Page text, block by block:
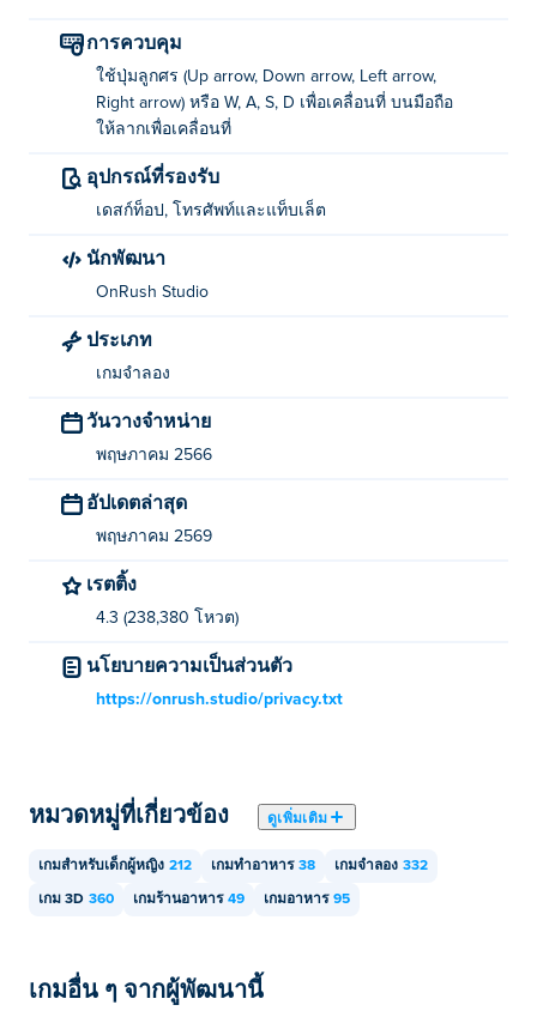
เพื่อให้รู้สึกเหมือนอยู่บ้าน
ปลดล็อกและอัปเกรดสถานี จ้างบริกร และขยายร้านอาหาร
ของคุณ! คุณสามารถปรับแต่งร้านเบอร์เกอร์ของคุณได้
เมื่อชำระค่าธรรมเนียมแล้ว สถานีนั้นจะได้รับการปลดล็อก
หรืออัปเกรด!
Burger Bounty เสนอคุณสมบัติที่เป็นนวัตกรรมใหม่ของ
ทุกอย่างดำเนินไปอย่างราบรื่น โฮเวอร์บอร์ดนี้ไม่ได้มีไว้
สำหรับโชว์เท่านั้น สามารถอัพเกรดได้เพื่อเพิ่มความเร็ว
คุณจะมีประสิทธิภาพสูงสุด!
เกมดังกล่าวยังแนะนำแนวคิดของ "ลูกค้าดารา" ผู้หิวโหย
เหล่านี้ชอบอาหารอร่อยๆ ที่คุณเสิร์ฟในร้านอาหารของคุณ
คำเตือน พวกเขายังเรียกร้องและใจร้อนมากขึ้นอีกด้วย!
เวลาเข้ากับองค์ประกอบเชิงกลยุทธ์ของการจำลองธุรกิจ
สร้างประสบการณ์การเล่นเกมที่ไม่เหมือนใคร ไม่ว่าคุณจะ
เป็นนักชิมหรือผู้ประกอบการที่ทะเยอทะยาน เกมนี้มอบบาง
ครองเมืองได้หรือไม่?
ถ้าคุณชอบเกมอย่าง Plate Up, Overcooked, Chef Life: A
Restaurant Simulator คุณจะต้องหลงรัก Burger Bounty!
บนเดสก์ท็อป คุณสามารถเล่นด้วยปุ่มลูกศรหรือปุ่ม
W, A, S, D
การควบคุม
ใช้ปุ่มลูกศร (Up arrow, Down arrow, Left arrow,
Right arrow) หรือ W, A, S, D เพื่อเคลื่อนที่ บนมือถือ
ให้ลากเพื่อเคลื่อนที่
อุปกรณ์ที่รองรับ
เดสก์ท็อป, โทรศัพท์และแท็บเล็ต
นักพัฒนา
OnRush Studio
ประเภท
เกมจำลอง
วันวางจำหน่าย
พฤษภาคม 2566
อัปเดตล่าสุด
พฤษภาคม 2569
เรตติ้ง
4.3 (238,380 โหวต)
นโยบายความเป็นส่วนตัว
https://onrush.studio/privacy.txt
หมวดหมู่ที่เกี่ยวข้อง ดูเพิ่มเติม
เกมสำหรับเด็กผู้หญิง 212 เกมทำอาหาร 38 เกมจำลอง 332
เกม 3D 360 เกมร้านอาหาร 49 เกมอาหาร 95
เกมอื่น ๆ จากผู้พัฒนานี้